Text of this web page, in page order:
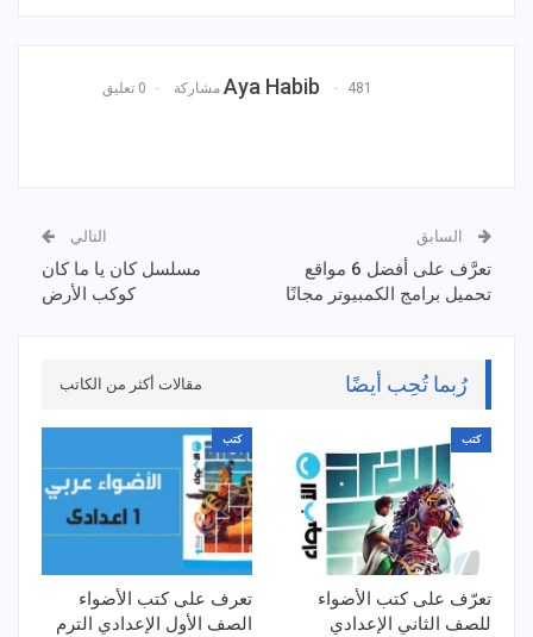
Aya Habib 481 مشاركة 0 تعليق
السابق
تعرَّف على أفضل 6 مواقع
تحميل برامج الكمبيوتر مجانًا
التالي
مسلسل كان يا ما كان
كوكب الأرض
رُبما تُحِب أيضًا مقالات أكثر من الكاتب
كتب
تعرّف على كتب الأضواء
للصف الثاني الإعدادي
كتب
تعرف على كتب الأضواء
الصف الأول الإعدادي الترم